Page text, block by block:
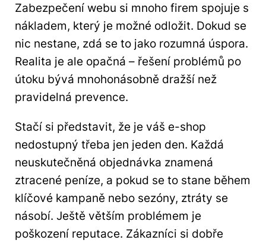
Zabezpečení webu si mnoho firem spojuje s
nákladem, který je možné odložit. Dokud se
nic nestane, zdá se to jako rozumná úspora.
Realita je ale opačná – řešení problémů po
útoku bývá mnohonásobně dražší než
pravidelná prevence.
Stačí si představit, že je váš e-shop
nedostupný třeba jen jeden den. Každá
neuskutečněná objednávka znamená
ztracené peníze, a pokud se to stane během
klíčové kampaně nebo sezóny, ztráty se
násobí. Ještě větším problémem je
poškození reputace. Zákazníci si dobře